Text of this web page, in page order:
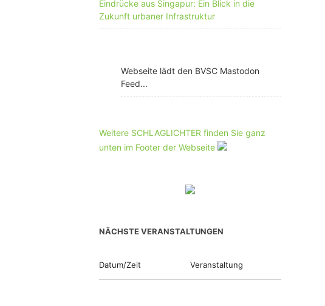
Eindrücke aus Singapur: Ein Blick in die
Zukunft urbaner Infrastruktur
Webseite lädt den BVSC Mastodon
Feed...
Weitere SCHLAGLICHTER finden Sie ganz
unten im Footer der Webseite
NÄCHSTE VERANSTALTUNGEN
Datum/Zeit Veranstaltung